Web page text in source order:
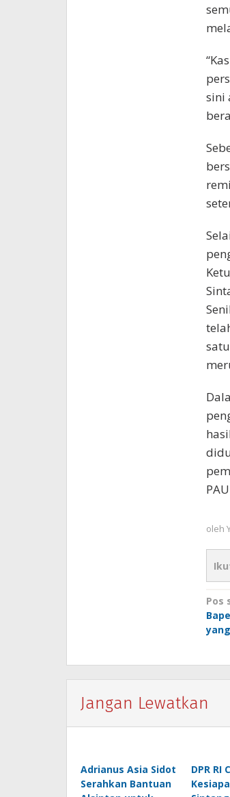
sini
oleh
Pos
Jangan Lewatkan
Adrianus Asia Sidot
Serahkan Bantuan
DPR RI